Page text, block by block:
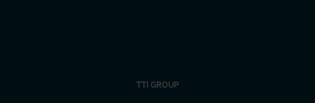
TTI GROUP